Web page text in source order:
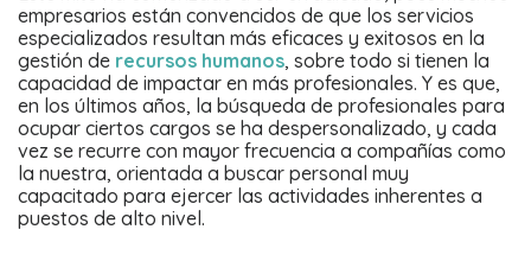
empresarios están convencidos de que los servicios
especializados resultan más eficaces y exitosos en la
gestión de recursos humanos, sobre todo si tienen la
capacidad de impactar en más profesionales. Y es que,
en los últimos años, la búsqueda de profesionales para
ocupar ciertos cargos se ha despersonalizado, y cada
vez se recurre con mayor frecuencia a compañías como
la nuestra, orientada a buscar personal muy
capacitado para ejercer las actividades inherentes a
puestos de alto nivel.